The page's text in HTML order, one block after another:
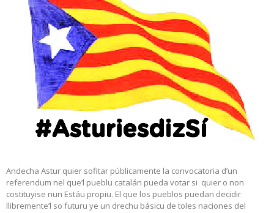
Andecha Astur quier sofitar públicamente la convocatoria d’un
referendum nel que’l pueblu catalán pueda votar si quier o non
costituyise nun Estáu propiu. El que los pueblos puedan decidir
llibremente’l so futuru ye un drechu básicu de toles naciones del